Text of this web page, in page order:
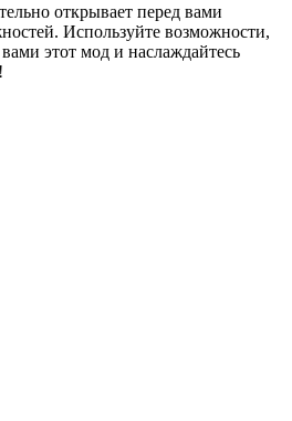
открывает перед вами
Используйте возможности,
этот мод и наслаждайтесь